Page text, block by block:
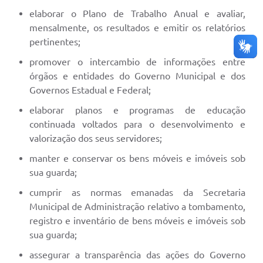
elaborar o Plano de Trabalho Anual e avaliar,
mensalmente, os resultados e emitir os relatórios
pertinentes;
promover o intercambio de informações entre
órgãos e entidades do Governo Municipal e dos
Governos Estadual e Federal;
elaborar planos e programas de educação
continuada voltados para o desenvolvimento e
valorização dos seus servidores;
manter e conservar os bens móveis e imóveis sob
sua guarda;
cumprir as normas emanadas da Secretaria
Municipal de Administração relativo a tombamento,
registro e inventário de bens móveis e imóveis sob
sua guarda;
assegurar a transparência das ações do Governo